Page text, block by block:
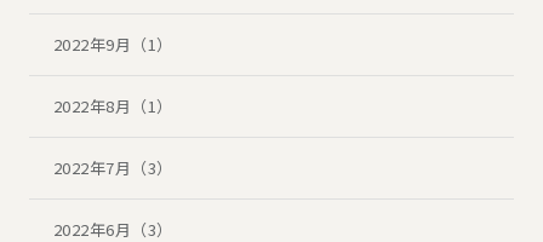
2022年9月（1）
2022年8月（1）
2022年7月（3）
2022年6月（3）